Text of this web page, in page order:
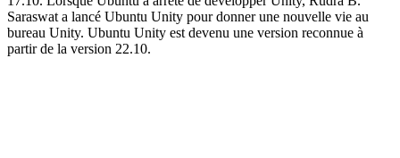
Saraswat a lancé Ubuntu Unity pour donner une nouvelle vie au
bureau Unity. Ubuntu Unity est devenu une version reconnue à
partir de la version 22.10.